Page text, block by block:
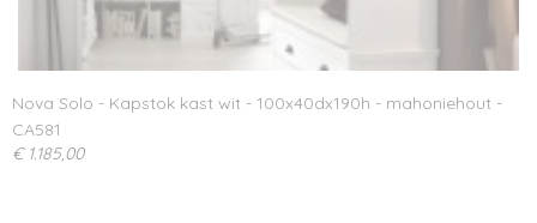
Nova Solo - Kapstok kast wit - 100x40dx190h - mahoniehout -
CA581
€ 1.185,00